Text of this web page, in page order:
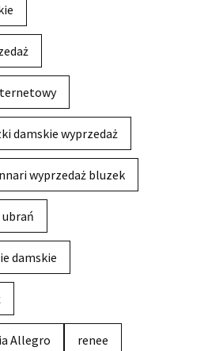
damskie wyprzedaż
wyprzedaż bluzek
damskie
Allegro renee